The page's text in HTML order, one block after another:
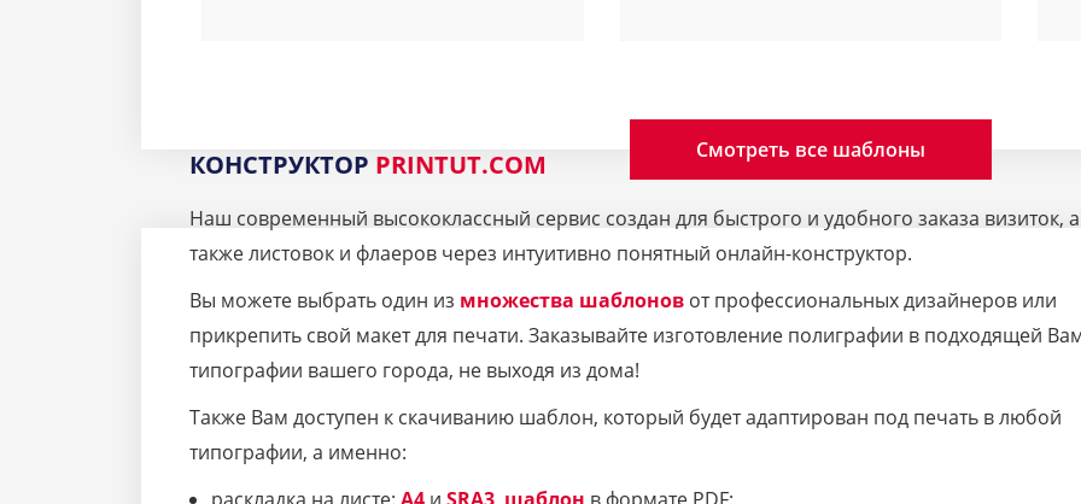
Смотреть все шаблоны
КОНСТРУКТОР PRINTUT.COM
Наш современный высококлассный сервис создан для быстрого и удобного заказа визиток, а
также листовок и флаеров через интуитивно понятный онлайн-конструктор.
Вы можете выбрать один из множества шаблонов от профессиональных дизайнеров или
прикрепить свой макет для печати. Заказывайте изготовление полиграфии в подходящей
типографии вашего города, не выходя из дома!
Также Вам доступен к скачиванию шаблон, который будет адаптирован под печать в любой
типографии, а именно: